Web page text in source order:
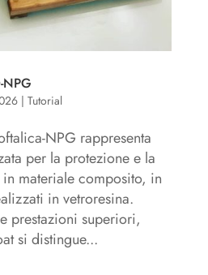
| Tutorial
NPG rappresenta
per la protezione e la
materiale composito, in
in vetroresina.
prestazioni superiori,
si distingue...